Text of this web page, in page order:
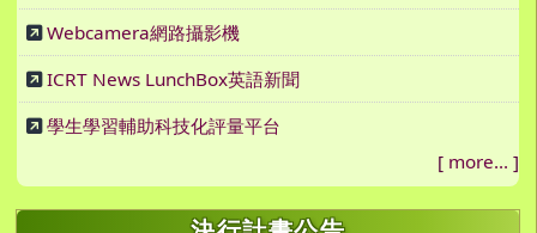
Webcamera網路攝影機
ICRT News LunchBox英語新聞
學生學習輔助科技化評量平台
[ more... ]